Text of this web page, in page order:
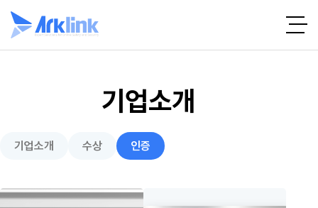
기업소개
기업소개 수상 인증
기업부설연구소 인증서 기술평가우수인증기업 인증서